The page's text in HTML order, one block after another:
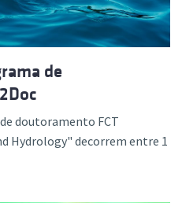
de
doutoramento FCT
Hydrology" decorrem entre 1